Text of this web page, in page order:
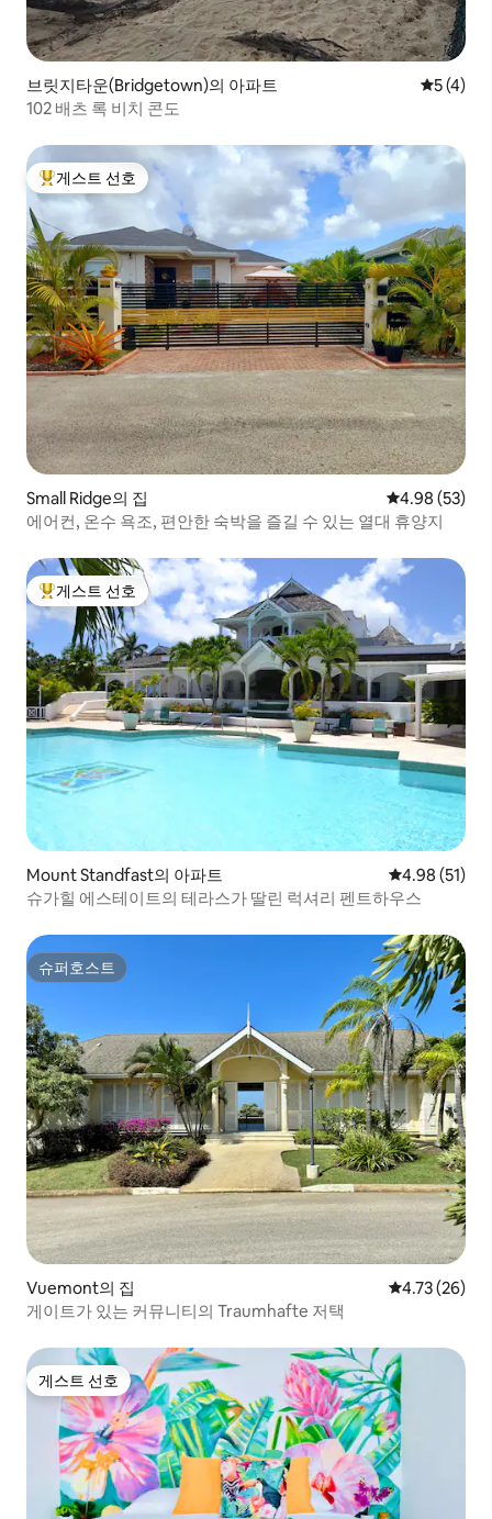
브릿지타운(Bridgetown)의 아파트 평점 5점
5 (4)
102 배츠 록 비치 콘도
상위 게스트 선호
게스트 선호
Small Ridge의 집 평점 4.98점(5
4.98 (53)
에어컨, 온수 욕조, 편안한 숙박을 즐길 수 있는 열대 휴양지
상위 게스트 선호
게스트 선호
Mount Standfast의 아파트 평점 4.98점
4.98 (51)
슈가힐 에스테이트의 테라스가 딸린 럭셔리 펜트하우스
슈퍼호스트
슈퍼호스트
Vuemont의 집 평점 4.73점
4.73 (26)
게이트가 있는 커뮤니티의 Traumhafte 저택
게스트 선호
게스트 선호